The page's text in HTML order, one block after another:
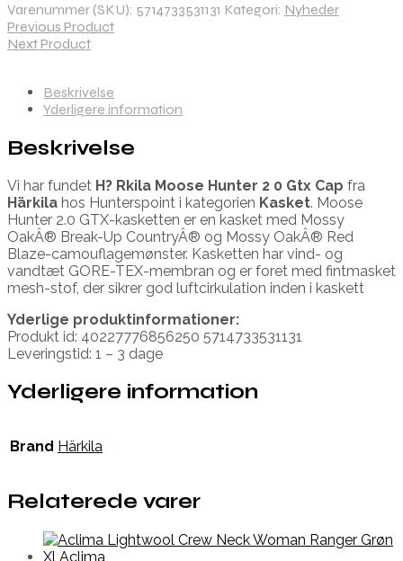
Varenummer (SKU): 5714733531131 Kategori: Nyheder
Previous Product
Next Product
Beskrivelse
Yderligere information
Beskrivelse
Vi har fundet H? Rkila Moose Hunter 2 0 Gtx Cap fra
Härkila hos Hunterspoint i kategorien Kasket. Moose
Hunter 2.0 GTX-kasketten er en kasket med Mossy
OakÂ® Break-Up CountryÂ® og Mossy OakÂ® Red
Blaze-camouflagemønster. Kasketten har vind- og
vandtæt GORE-TEX-membran og er foret med fintmasket
mesh-stof, der sikrer god luftcirkulation inden i kaskett
Yderlige produktinformationer:
Produkt id: 40227776856250 5714733531131
Leveringstid: 1 – 3 dage
Yderligere information
Brand Härkila
Relaterede varer